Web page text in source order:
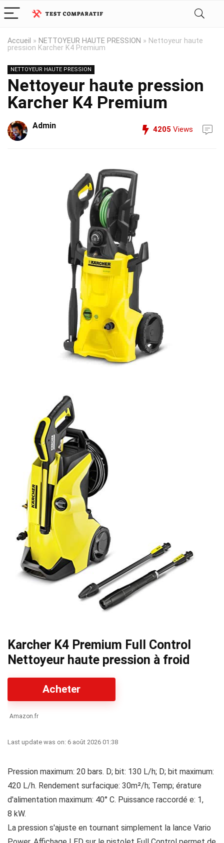
Accueil » NETTOYEUR HAUTE PRESSION » Nettoyeur haute
pression Karcher K4 Premium
NETTOYEUR HAUTE PRESSION
Nettoyeur haute pression
Karcher K4 Premium
Admin 4205 Views
Karcher K4 Premium Full Control
Nettoyeur haute pression à froid
Acheter
Amazon.fr
Last update was on: 6 août 2026 01:38
Pression maximum: 20 bars. D; bit: 130 L/h; D; bit maximum:
420 L/h. Rendement surfacique: 30m²/h; Temp; érature
d'alimentation maximum: 40° C. Puissance raccordé e: 1,
8 kW.
La pression s'ajuste en tournant simplement la lance Vario